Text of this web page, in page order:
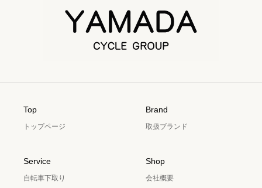
Top
トップページ
Brand
取扱ブランド
Service
自転車下取り
Shop
会社概要